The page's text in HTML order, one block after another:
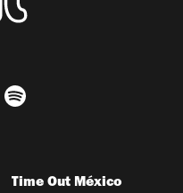
Time Out México